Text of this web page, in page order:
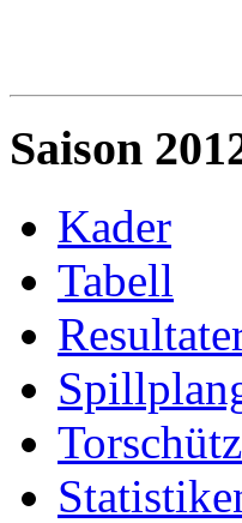
Saison
Kader
Tabell